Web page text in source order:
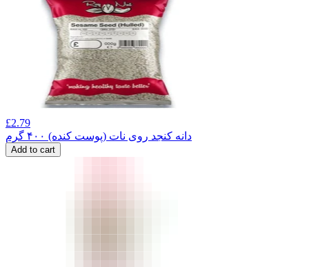
£2.79
دانه کنجد روی نات (پوست کنده) ۴۰۰ گرم
Add to cart